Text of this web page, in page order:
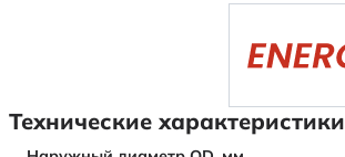
Технические характеристики